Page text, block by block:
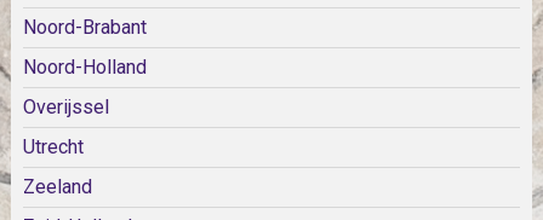
Noord-Brabant
Noord-Holland
Overijssel
Utrecht
Zeeland